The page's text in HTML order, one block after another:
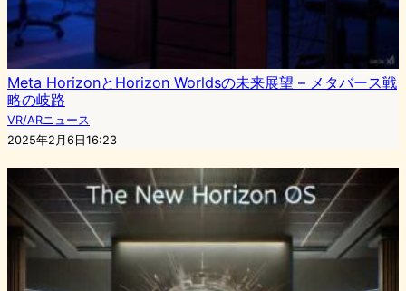
Meta HorizonとHorizon Worldsの未来展望 – メタバース戦
略の岐路
VR/ARニュース
2025年2月6日16:23